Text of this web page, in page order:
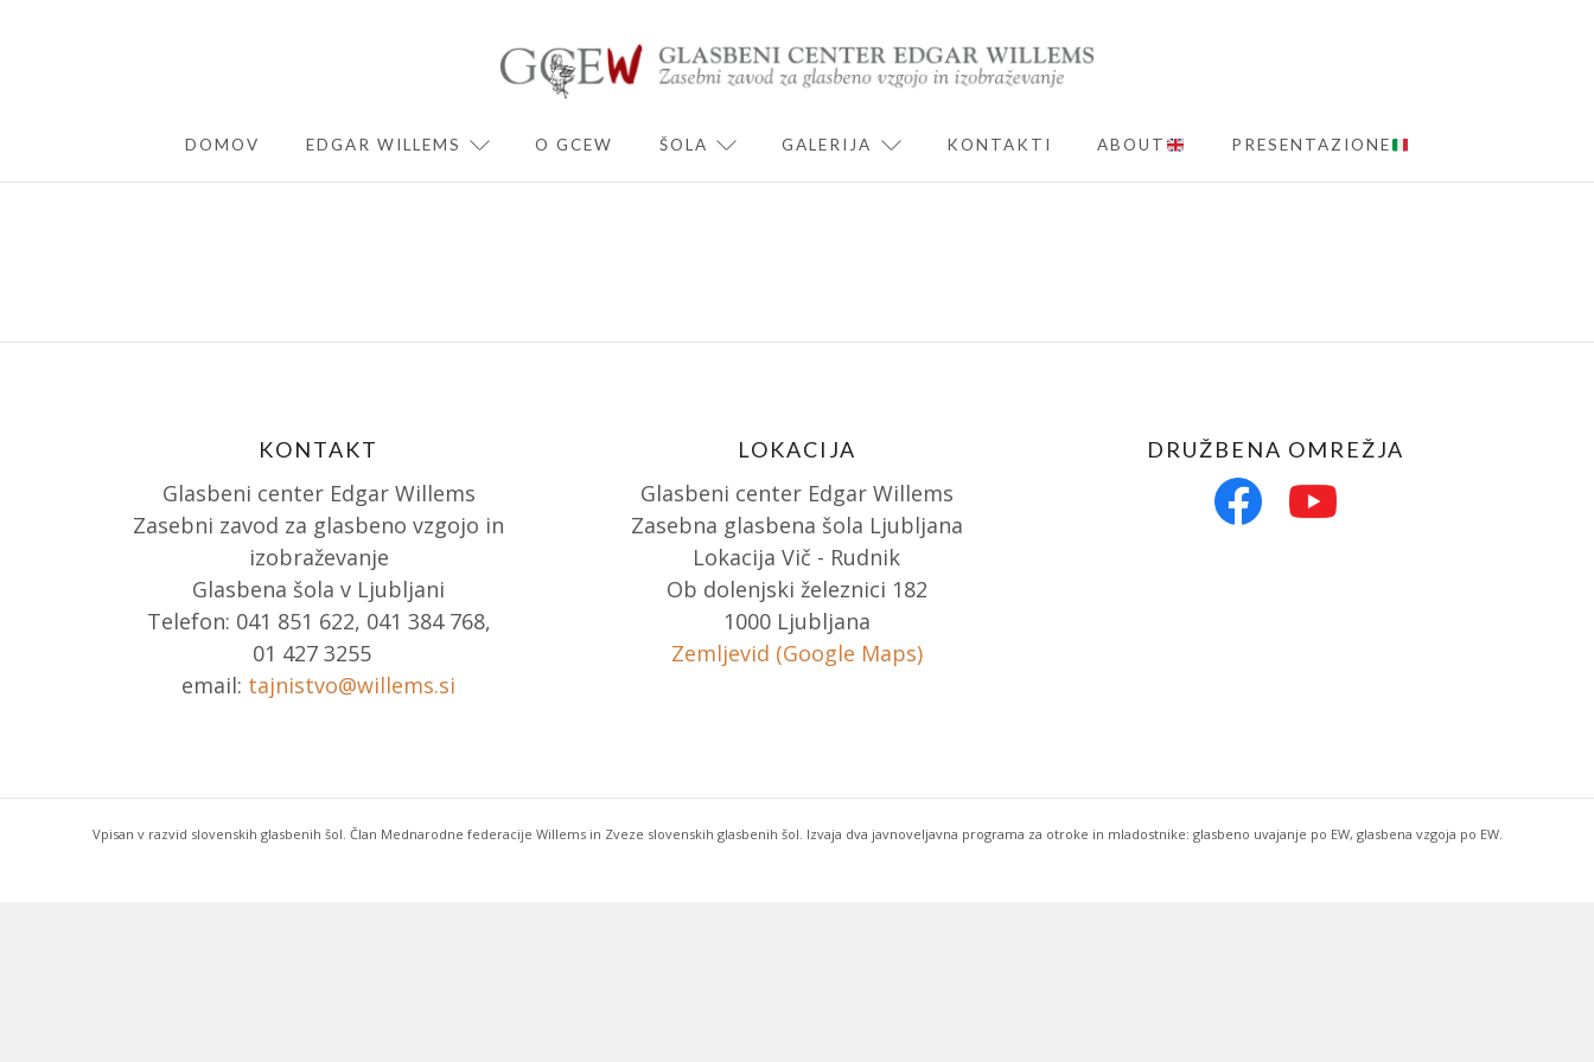
DOMOV EDGAR WILLEMS EXPAND CHILD MENU
O GCEW ŠOLA EXPAND CHILD MENU
GALERIJA EXPAND CHILD MENU
KONTAKTI ABOUT PRESENTAZIONE
KONTAKT
Glasbeni center Edgar Willems
Zasebni zavod za glasbeno vzgojo in
izobraževanje
Glasbena šola v Ljubljani
Telefon: 041 851 622, 041 384 768,
01 427 3255
email: tajnistvo@willems.si
LOKACIJA
Glasbeni center Edgar Willems
Zasebna glasbena šola Ljubljana
Lokacija Vič - Rudnik
Ob dolenjski železnici 182
1000 Ljubljana
Zemljevid (Google Maps)
DRUŽBENA OMREŽJA
Vpisan v razvid slovenskih glasbenih šol. Član Mednarodne federacije Willems in Zveze slovenskih glasbenih šol. Izvaja dva javnoveljavna programa za otroke in mladostnike: glasbeno uvajanje po EW, glasbena vzgoja po EW.